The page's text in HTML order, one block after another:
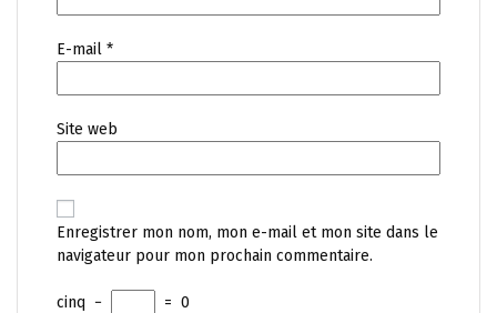
E-mail *
Site web
Enregistrer mon nom, mon e-mail et mon site dans le
navigateur pour mon prochain commentaire.
cinq − = 0